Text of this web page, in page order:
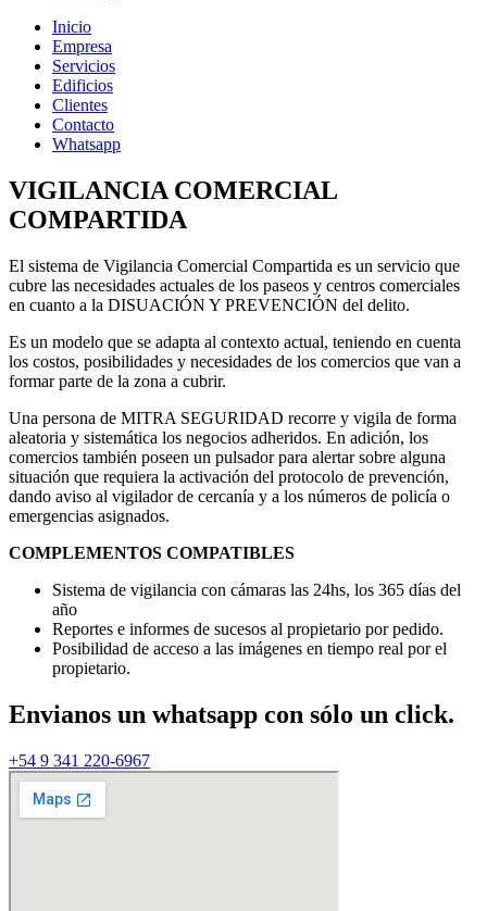
Inicio
Empresa
Servicios
Edificios
Clientes
Contacto
Whatsapp
VIGILANCIA COMERCIAL
COMPARTIDA
El sistema de Vigilancia Comercial Compartida es un servicio que
cubre las necesidades actuales de los paseos y centros comerciales
en cuanto a la DISUACIÓN Y PREVENCIÓN del delito.
Es un modelo que se adapta al contexto actual, teniendo en cuenta
los costos, posibilidades y necesidades de los comercios que van a
formar parte de la zona a cubrir.
Una persona de MITRA SEGURIDAD recorre y vigila de forma
aleatoria y sistemática los negocios adheridos. En adición, los
comercios también poseen un pulsador para alertar sobre alguna
situación que requiera la activación del protocolo de prevención,
dando aviso al vigilador de cercanía y a los números de policía o
emergencias asignados.
COMPLEMENTOS COMPATIBLES
Sistema de vigilancia con cámaras las 24hs, los 365 días del
año
Reportes e informes de sucesos al propietario por pedido.
Posibilidad de acceso a las imágenes en tiempo real por el
propietario.
Envianos un whatsapp con sólo un click.
+54 9 341 220-6967